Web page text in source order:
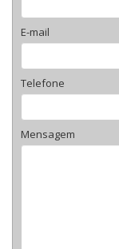
E-mail
Telefone
Mensagem